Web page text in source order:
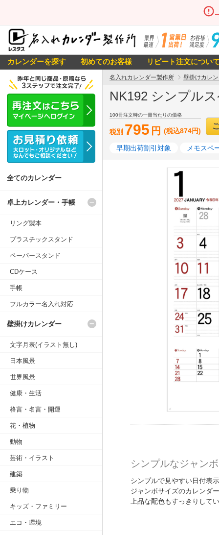
カレンダーを探す 初めてのお客様 リピート注文につい
名入れカレンダー製作所 壁掛けカレ
NK192 シンプル
100冊注文時の一冊当たりの価格
税別 795 円 (税込874円)
早期出荷割引対象 メモスペ
シンプルなジャン
シンプルで見やすい日付表
ジャンボサイズのカレンダ
上品な配色もすっきりして
全てのカレンダー
卓上カレンダー・手帳
リング製本
プラスチックスタンド
ペーパースタンド
CDケース
手帳
フルカラー名入れ対応
壁掛けカレンダー
文字月表(イラスト無し)
日本風景
世界風景
健康・生活
格言・名言・開運
花・植物
動物
芸術・イラスト
建築
乗り物
キッズ・ファミリー
エコ・環境